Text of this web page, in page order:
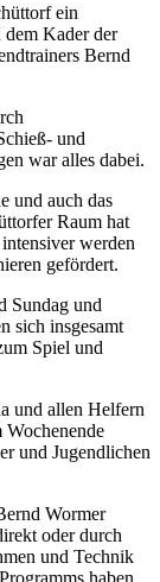
ein
dem Kader der
Bernd
und
war alles dabei.
und auch das
Raum hat
werden
gefördert.
Sundag und
sich insgesamt
Spiel und
und allen Helfern
und Jugendlichen
Wormer
oder durch
und Technik
haben